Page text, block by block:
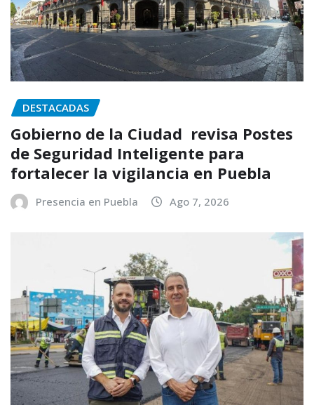
DESTACADAS
Gobierno de la Ciudad revisa Postes
de Seguridad Inteligente para
fortalecer la vigilancia en Puebla
Presencia en Puebla Ago 7, 2026